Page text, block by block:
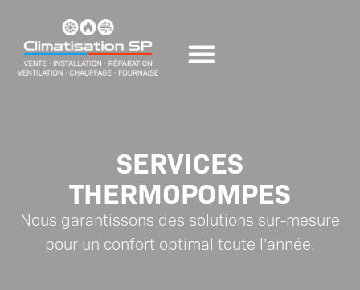
SERVICES
THERMOPOMPES
Nous garantissons des solutions sur-mesure
pour un confort optimal toute l’année.